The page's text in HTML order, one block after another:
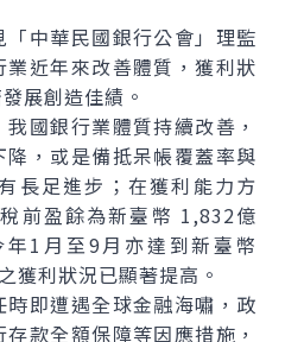
中華民國銀行公會」理監
近年來改善體質，獲利狀
展創造佳績。
國銀行業體質持續改善，
，或是備抵呆帳覆蓋率與
長足進步；在獲利能力方
前盈餘為新臺幣 1,832億
1月至9月亦達到新臺幣
獲利狀況已顯著提高。
即遭遇全球金融海嘯，政
款全額保障等因應措施，